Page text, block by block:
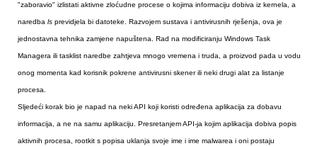
"zaboravio" izlistati aktivne zloćudne procese o kojima informaciju dobiva iz kernela, a
naredba ls previdjela bi datoteke. Razvojem sustava i antivirusnih rješenja, ova je
jednostavna tehnika zamjene napuštena. Rad na modificiranju Windows Task
Managera ili tasklist naredbe zahtjeva mnogo vremena i truda, a proizvod pada u vodu
onog momenta kad korisnik pokrene antivirusni skener ili neki drugi alat za listanje
procesa.
Sljedeći korak bio je napad na neki API koji koristi određena aplikacija za dobavu
informacija, a ne na samu aplikaciju. Presretanjem API-ja kojim aplikacija dobiva popis
aktivnih procesa, rootkit s popisa uklanja svoje ime i ime malwarea i oni postaju